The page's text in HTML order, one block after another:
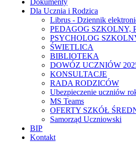
Dokumenty
Dla Ucznia i Rodzica
Librus - Dziennik
PEDAGOG SZKOLNY,
PSYCHOLOG
ŚWIETLICA
BIBLIOTEKA
DOWÓZ UCZNIÓW
KONSULTACJE
RADA RODZICÓW
Ubezpieczenie uczniów
MS Teams
OFERTY SZKÓŁ
Samorząd Uczniowski
BIP
Kontakt